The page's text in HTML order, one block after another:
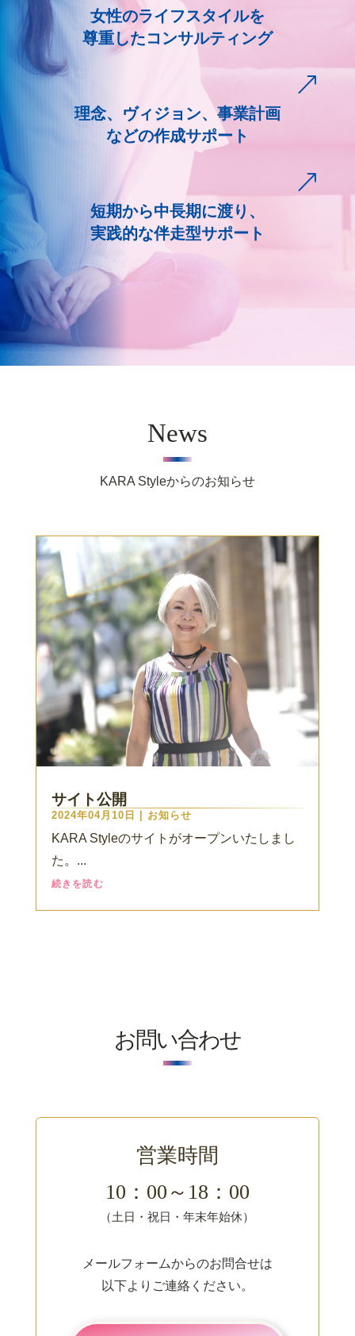
女性のライフスタイルを
尊重したコンサルティング
&
理念、ヴィジョン、事業計画
などの作成サポート
&
短期から中長期に渡り、
実践的な伴走型サポート
News
KARA Styleからのお知らせ
サイト公開
2024年04月10日 お知らせ
KARA Styleのサイトがオープンいたしまし
た。...
続きを読む
お問い合わせ
営業時間
10：00～18：00
（土日・祝日・年末年始休）
メールフォームからのお問合せは
以下よりご連絡ください。